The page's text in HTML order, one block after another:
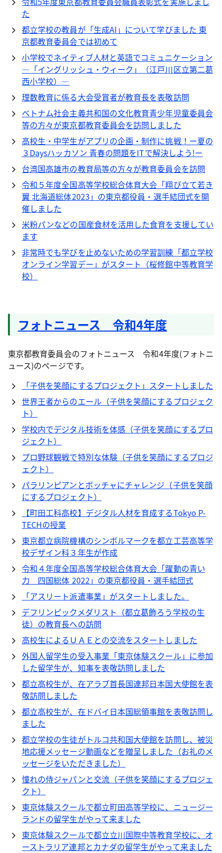
た
都立学校の教員が「生成AI」について学びました 東
京都教育委員会では初めて
小学校でネイティブ人材と英語でコミュニケーション
―「イングリッシュ・ウィーク」（江戸川区立第二葛
西小学校）―
理数教育に係る大会受賞者が教育長を表敬訪問
ベトナム社会主義共和国の文化教育青少年児童委員会
等の方々が東京都教育委員会を訪問しました
高校生・中学生がアプリの企画・制作に挑戦！ー夏の
３Daysハッカソン 青春の問題をITで解決しよう!ー
台湾国高雄市の教育局等の方々が教育委員会を訪問
令和５年度全国高等学校総合体育大会「翔び立て若き
翼 北海道総体2023」の東京都役員・選手結団式を開
催しました
米粉パンなどの国産食材を活用した食育を支援してい
ます
非常時でも学びを止めないための学習訓練「都立学校
オンライン学習デー」がスタート（桜修館中等教育学
校）
フォトニュース 令和4年度
東京都教育委員会のフォトニュース 令和4年度(フォトニ
ュース)のページです。
「子供を笑顔にするプロジェクト」スタートしました
世界王者からのエール（子供を笑顔にするプロジェク
ト）
学校内でデジタル技術を体感（子供を笑顔にするプロ
ジェクト）
プロ野球観戦で特別な体験（子供を笑顔にするプロジ
ェクト）
パラリンピアンとボッチャにチャレンジ（子供を笑顔
にするプロジェクト）
【町田工科高校】デジタル人材を育成するTokyo P-
TECHの授業
東京都立病院機構のシンボルマークを都立工芸高等学
校デザイン科３年生が作成
令和４年度全国高等学校総合体育大会「躍動の青い
力 四国総体 2022」の東京都役員・選手結団式
「アスリート派遣事業」がスタートしました。
デフリンピックメダリスト（都立葛飾ろう学校の生
徒）の教育長への訪問
高校生によるＵＡＥとの交流をスタートしました
外国人留学生の受入事業「東京体験スクール」に参加
した留学生が、知事を表敬訪問しました
都立高校生が、在アラブ首長国連邦日本国大使館を表
敬訪問しました
都立高校生が、在ドバイ日本国総領事館を表敬訪問し
ました
都立学校の生徒がトルコ共和国大使館を訪問し、被災
地応援メッセージ動画などを贈呈しました（お礼のメ
ッセージをいただきました）
憧れの侍ジャパンと交流（子供を笑顔にするプロジェ
クト）
東京体験スクールで都立町田高等学校に、ニュージー
ランドの留学生がやって来ました
東京体験スクールで都立立川国際中等教育学校に、オ
ーストラリア連邦とカナダの留学生がやって来ました